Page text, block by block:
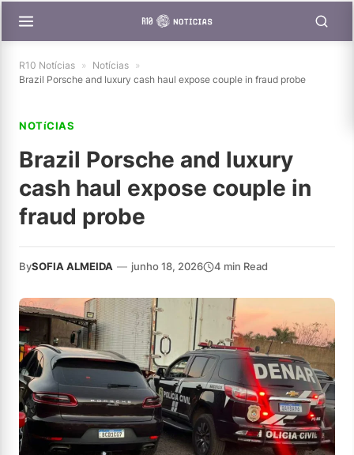
R10 Notícias » Notícias »
Brazil Porsche and luxury cash haul expose couple in fraud probe
NOTíCIAS
Brazil Porsche and luxury
cash haul expose couple in
fraud probe
BySOFIA ALMEIDA — junho 18, 2026 4 min Read